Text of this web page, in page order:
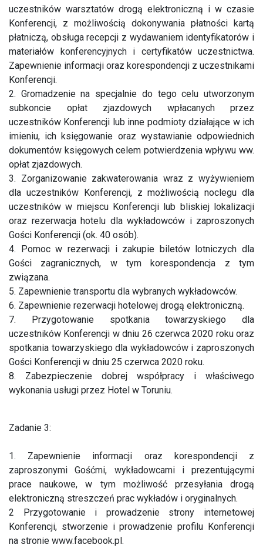
uczestników warsztatów drogą elektroniczną i w czasie
Konferencji, z możliwością dokonywania płatności kartą
płatniczą, obsługa recepcji z wydawaniem identyfikatorów i
materiałów konferencyjnych i certyfikatów uczestnictwa.
Zapewnienie informacji oraz korespondencji z uczestnikami
Konferencji.
2. Gromadzenie na specjalnie do tego celu utworzonym
subkoncie opłat zjazdowych wpłacanych przez
uczestników Konferencji lub inne podmioty działające w ich
imieniu, ich księgowanie oraz wystawianie odpowiednich
dokumentów księgowych celem potwierdzenia wpływu ww.
opłat zjazdowych.
3. Zorganizowanie zakwaterowania wraz z wyżywieniem
dla uczestników Konferencji, z możliwością noclegu dla
uczestników w miejscu Konferencji lub bliskiej lokalizacji
oraz rezerwacja hotelu dla wykładowców i zaproszonych
Gości Konferencji (ok. 40 osób).
4. Pomoc w rezerwacji i zakupie biletów lotniczych dla
Gości zagranicznych, w tym korespondencja z tym
związana.
5. Zapewnienie transportu dla wybranych wykładowców.
6. Zapewnienie rezerwacji hotelowej drogą elektroniczną.
7. Przygotowanie spotkania towarzyskiego dla
uczestników Konferencji w dniu 26 czerwca 2020 roku oraz
spotkania towarzyskiego dla wykładowców i zaproszonych
Gości Konferencji w dniu 25 czerwca 2020 roku.
8. Zabezpieczenie dobrej współpracy i właściwego
wykonania usługi przez Hotel w Toruniu.
Zadanie 3:
1. Zapewnienie informacji oraz korespondencji z
zaproszonymi Gośćmi, wykładowcami i prezentującymi
prace naukowe, w tym możliwość przesyłania drogą
elektroniczną streszczeń prac wykładów i oryginalnych.
2 Przygotowanie i prowadzenie strony internetowej
Konferencji, stworzenie i prowadzenie profilu Konferencji
na stronie www.facebook.pl.